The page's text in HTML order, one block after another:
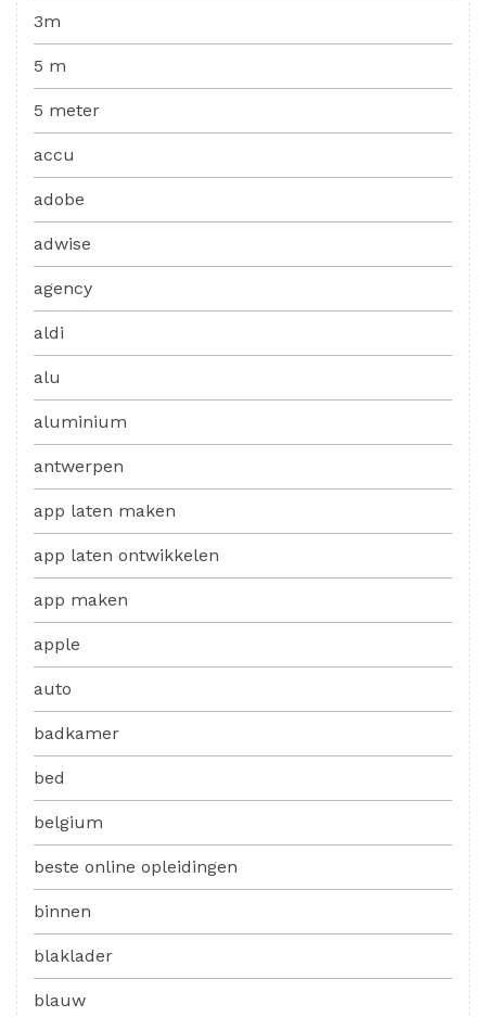
3m
5 m
5 meter
accu
adobe
adwise
agency
aldi
alu
aluminium
antwerpen
app laten maken
app laten ontwikkelen
app maken
apple
auto
badkamer
bed
belgium
beste online opleidingen
binnen
blaklader
blauw